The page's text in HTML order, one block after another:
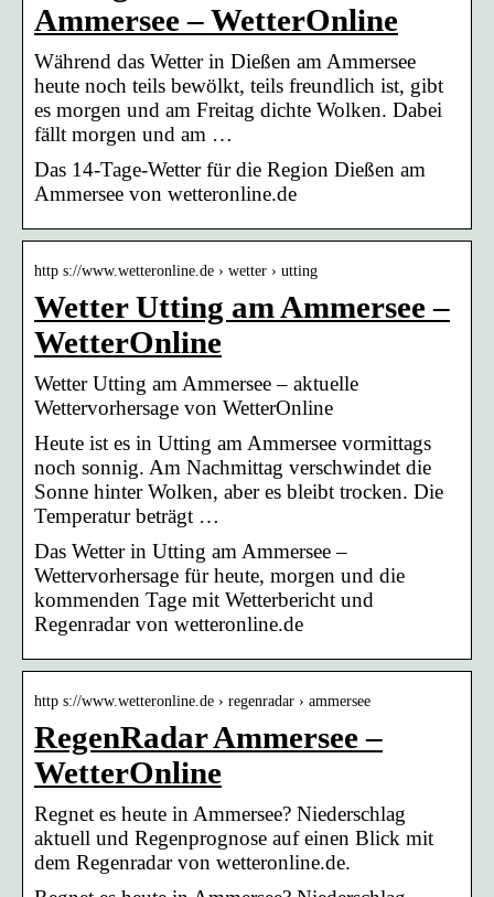
Ammersee – WetterOnline
Während das Wetter in Dießen am Ammersee
heute noch teils bewölkt, teils freundlich ist, gibt
es morgen und am Freitag dichte Wolken. Dabei
fällt morgen und am …
Das 14-Tage-Wetter für die Region Dießen am
Ammersee von wetteronline.de
http s://www.wetteronline.de › wetter › utting
Wetter Utting am Ammersee –
WetterOnline
Wetter Utting am Ammersee – aktuelle
Wettervorhersage von WetterOnline
Heute ist es in Utting am Ammersee vormittags
noch sonnig. Am Nachmittag verschwindet die
Sonne hinter Wolken, aber es bleibt trocken. Die
Temperatur beträgt …
Das Wetter in Utting am Ammersee –
Wettervorhersage für heute, morgen und die
kommenden Tage mit Wetterbericht und
Regenradar von wetteronline.de
http s://www.wetteronline.de › regenradar › ammersee
RegenRadar Ammersee –
WetterOnline
Regnet es heute in Ammersee? Niederschlag
aktuell und Regenprognose auf einen Blick mit
dem Regenradar von wetteronline.de.